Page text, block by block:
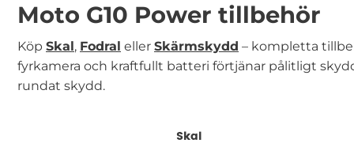
Moto G10 Power tillbehör
Köp Skal, Fodral eller Skärmskydd – kompletta
fyrkamera och kraftfullt batteri förtjänar pålitligt
rundat skydd.
Skal